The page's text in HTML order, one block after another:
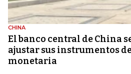
CHINA
El banco central de China
ajustar sus instrumentos
monetaria